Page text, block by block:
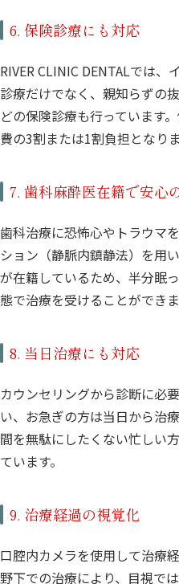
6. 保険診療にも対応
RIVER CLINIC DENTALでは
診療だけでなく、親知らずの
どの保険診療も行っています
費の3割または1割負担となりま
7. 歯科麻酔医在籍で安心
歯科治療に恐怖心やトラウマ
ション（静脈内鎮静法）を用
が在籍しているため、半分眠
態で治療を受けることができま
8. 当日治療にも対応
カウンセリングから診断に必
い、お急ぎの方は当日から治
間を無駄にしたくない忙しい
ています。
9. 治療経過の視覚化
口腔内カメラを使用して治療
野下での治療により、目視で